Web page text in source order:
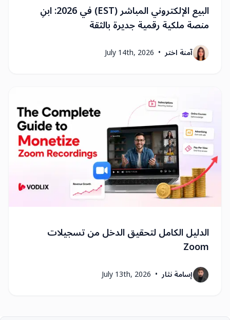
البيع الإلكتروني المباشر (EST) في 2026: ابنِ
منصة ملكية رقمية جديرة بالثقة
آمنة اختر •
July 14th, 2026
الدليل الكامل لتحقيق الدخل من تسجيلات
Zoom
إسامة نثار •
July 13th, 2026